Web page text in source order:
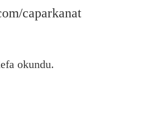
caparkanat
okundu.